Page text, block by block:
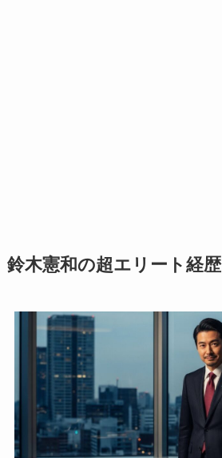
鈴木憲和の超エリート経